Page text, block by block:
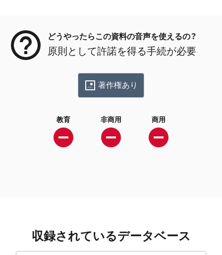
どうやったらこの資料の音声を使えるの？
原則として許諾を得る手続が必要
著作権あり
教育 非商用 商用
収録されているデータベース